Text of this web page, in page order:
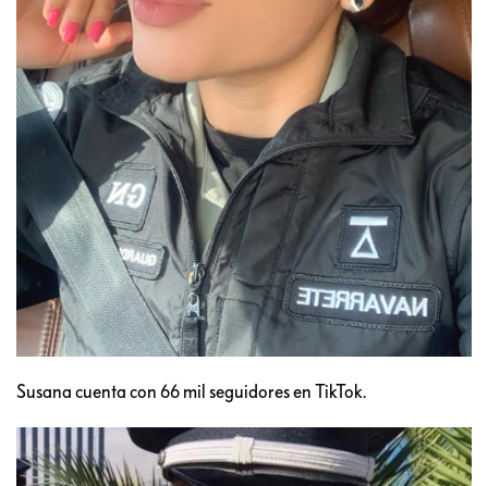
Susana cuenta con 66 mil seguidores en TikTok.